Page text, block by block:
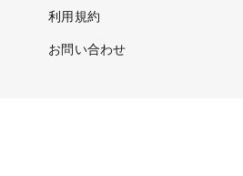
利用規約
お問い合わせ